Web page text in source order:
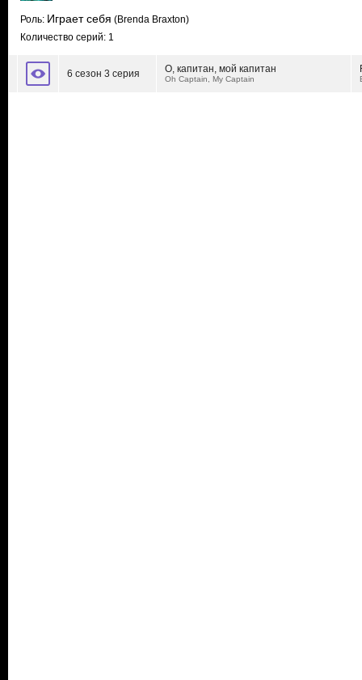
Роль: Играет себя (Brenda Braxton)
Количество серий: 1
6 сезон 3 серия О, капитан, мой капитан
Oh Captain, My Captain